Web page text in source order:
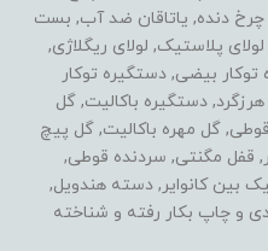
چرخ دنده, یاتاقان ضد آب, بست
پلاستیک, لولای ریگلاژی,
بیضی, دستگیره توکار
دستگیره باکالیت, گل
3 پر, اتصالات قوطی, گل مهره باکالیت, گل پیچ
گل پیچ دو پر, گل مهره 2 پر, قفل مگنتی, سردنده قوطی,
بین کانوایر, دسته هندویل,
و چاپ بکار رفته و شناخته